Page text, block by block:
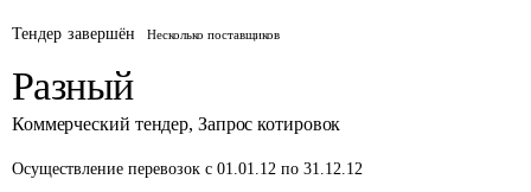
Тендер завершён Несколько поставщиков
Разный
Коммерческий тендер, Запрос котировок
Осуществление перевозок с 01.01.12 по 31.12.12